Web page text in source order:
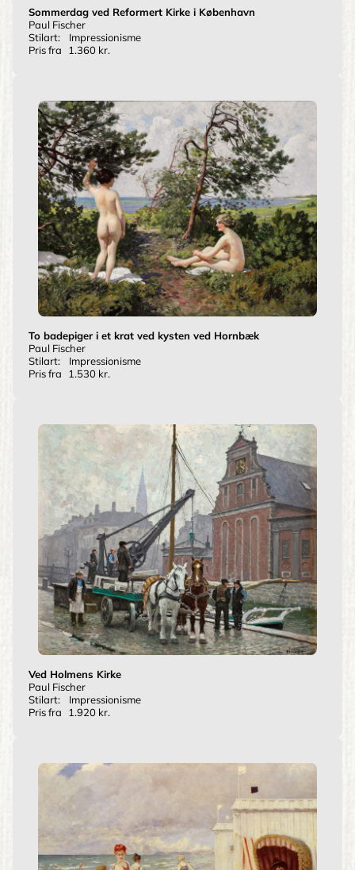
Sommerdag ved Reformert Kirke i København
Paul Fischer
Stilart:
Impressionisme
Pris fra
1.360 kr.
To badepiger i et krat ved kysten ved Hornbæk
Paul Fischer
Stilart:
Impressionisme
Pris fra
1.530 kr.
Ved Holmens Kirke
Paul Fischer
Stilart:
Impressionisme
Pris fra
1.920 kr.